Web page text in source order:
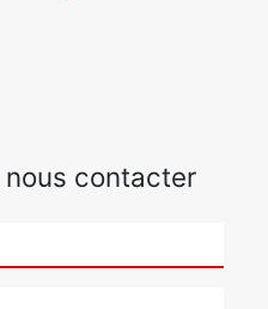
contacter